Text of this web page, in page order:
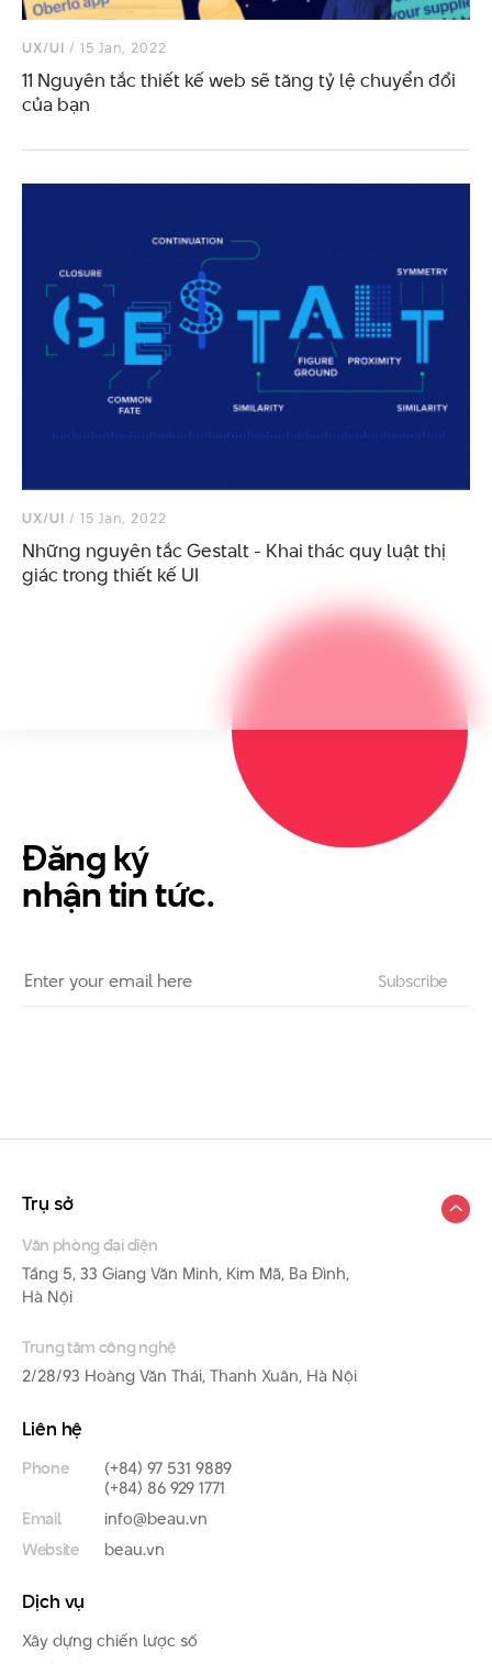
UX/UI / 15 Jan, 2022
11 Nguyên tắc thiết kế web sẽ tăng tỷ lệ chuyển đổi
của bạn
UX/UI / 15 Jan, 2022
Những nguyên tắc Gestalt - Khai thác quy luật thị
giác trong thiết kế UI
Đăng ký
nhận tin tức.
Trụ sở
Văn phòng đại diện
Tầng 5, 33 Giang Văn Minh, Kim Mã, Ba Đình,
Hà Nội
Trung tâm công nghệ
2/28/93 Hoàng Văn Thái, Thanh Xuân, Hà Nội
Liên hệ
Phone
(+84) 97 531 9889
(+84) 86 929 1771
Email
info@beau.vn
Website
beau.vn
Dịch vụ
Xây dựng chiến lược số